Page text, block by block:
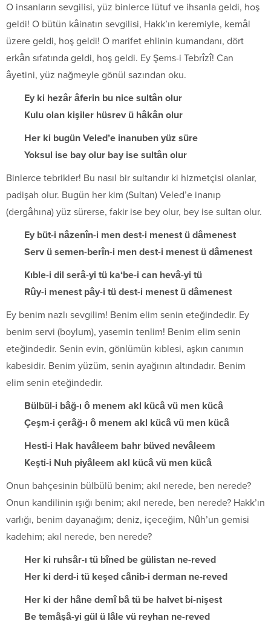
O insanların sevgilisi, yüz binlerce lütuf ve ihsanla geldi, hoş
geldi! O bütün kâinatın sevgilisi, Hakk’ın keremiyle, kemâl
üzere geldi, hoş geldi! O marifet ehlinin kumandanı, dört
erkân sıfatında geldi, hoş geldi. Ey Şems-i Tebrîzî! Can
âyetini, yüz nağmeyle gönül sazından oku.
Ey ki hezâr âferin bu nice sultân olur
Kulu olan kişiler hüsrev ü hâkân olur
Her ki bugün Veled’e inanuben yüz süre
Yoksul ise bay olur bay ise sultân olur
Binlerce tebrikler! Bu nasıl bir sultandır ki hizmetçisi olanlar,
padişah olur. Bugün her kim (Sultan) Veled’e inanıp
(dergâhına) yüz sürerse, fakir ise bey olur, bey ise sultan olur.
Ey büt-i nâzenîn-i men dest-i menest ü dâmenest
Serv ü semen-berîn-i men dest-i menest ü dâmenest
Kıble-i dil serâ-yi tü ka‘be-i can hevâ-yi tü
Rûy-i menest pây-i tü dest-i menest ü dâmenest
Ey benim nazlı sevgilim! Benim elim senin eteğindedir. Ey
benim servi (boylum), yasemin tenlim! Benim elim senin
eteğindedir. Senin evin, gönlümün kıblesi, aşkın canımın
kabesidir. Benim yüzüm, senin ayağının altındadır. Benim
elim senin eteğindedir.
Bülbül-i bâğ-ı ô menem akl kücâ vü men kücâ
Çeşm-i çerâğ-ı ô menem akl kücâ vü men kücâ
Hesti-i Hak havâleem bahr büved nevâleem
Keşti-i Nuh piyâleem akl kücâ vü men kücâ
Onun bahçesinin bülbülü benim; akıl nerede, ben nerede?
Onun kandilinin ışığı benim; akıl nerede, ben nerede? Hakk’ın
varlığı, benim dayanağım; deniz, içeceğim, Nûh’un gemisi
kadehim; akıl nerede, ben nerede?
Her ki ruhsâr-ı tü bîned be gülistan ne-reved
Her ki derd-i tü keşed cânib-i derman ne-reved
Her ki der hâne demî bâ tü be halvet bi-nişest
Be temâşâ-yi gül ü lâle vü reyhan ne-reved